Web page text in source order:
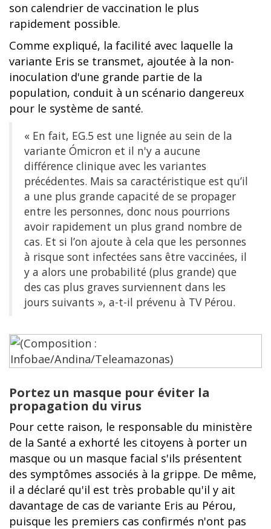
son calendrier de vaccination le plus
rapidement possible.
Comme expliqué, la facilité avec laquelle la
variante Eris se transmet, ajoutée à la non-
inoculation d'une grande partie de la
population, conduit à un scénario dangereux
pour le système de santé.
« En fait, EG.5 est une lignée au sein de la
variante Ómicron et il n'y a aucune
différence clinique avec les variantes
précédentes. Mais sa caractéristique est qu’il
a une plus grande capacité de se propager
entre les personnes, donc nous pourrions
avoir rapidement un plus grand nombre de
cas. Et si l’on ajoute à cela que les personnes
à risque sont infectées sans être vaccinées, il
y a alors une probabilité (plus grande) que
des cas plus graves surviennent dans les
jours suivants », a-t-il prévenu à TV Pérou.
Portez un masque pour éviter la
propagation du virus
Pour cette raison, le responsable du ministère
de la Santé a exhorté les citoyens à porter un
masque ou un masque facial s'ils présentent
des symptômes associés à la grippe. De même,
il a déclaré qu'il est très probable qu'il y ait
davantage de cas de variante Eris au Pérou,
puisque les premiers cas confirmés n'ont pas